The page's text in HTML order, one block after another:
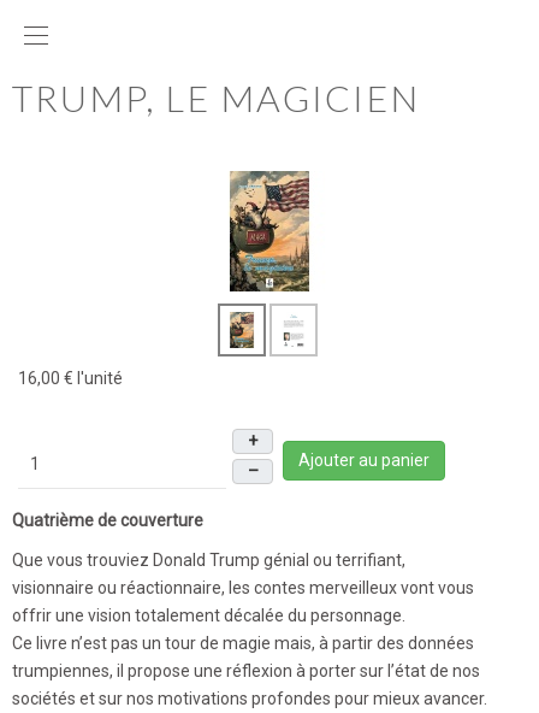
TRUMP, LE MAGICIEN
16,00 € l'unité
+
–
Ajouter au panier
Quatrième de couverture
Que vous trouviez Donald Trump génial ou terrifiant,
visionnaire ou réactionnaire, les contes merveilleux vont vous
offrir une vision totalement décalée du personnage.
Ce livre n’est pas un tour de magie mais, à partir des données
trumpiennes, il propose une réflexion à porter sur l’état de nos
sociétés et sur nos motivations profondes pour mieux avancer.